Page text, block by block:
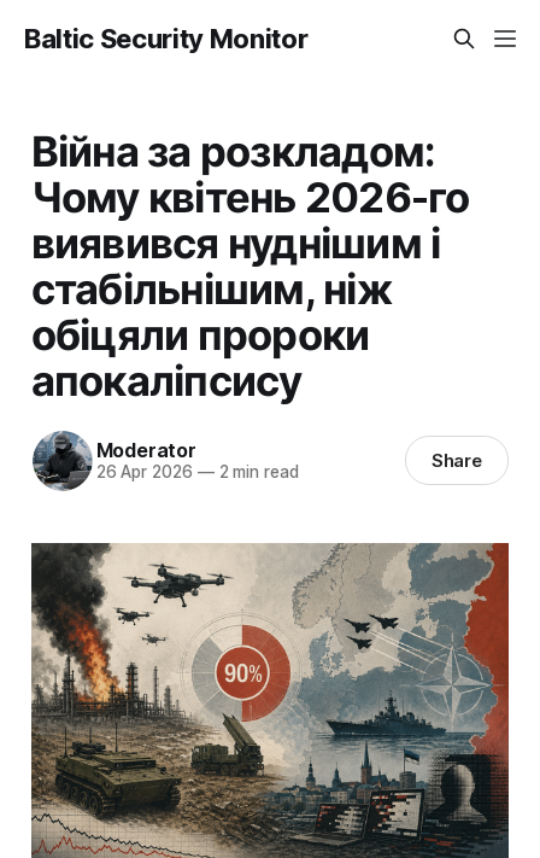
Baltic Security Monitor
Війна за розкладом:
Чому квітень 2026-го
виявився нуднішим і
стабільнішим, ніж
обіцяли пророки
апокаліпсису
Moderator
26 Apr 2026 —2 min read Share